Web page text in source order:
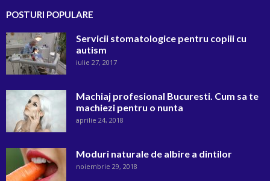
POSTURI POPULARE
Servicii stomatologice pentru copiii cu
autism
iulie 27, 2017
Machiaj profesional Bucuresti. Cum sa te
machiezi pentru o nunta
aprilie 24, 2018
Moduri naturale de albire a dintilor
noiembrie 29, 2018